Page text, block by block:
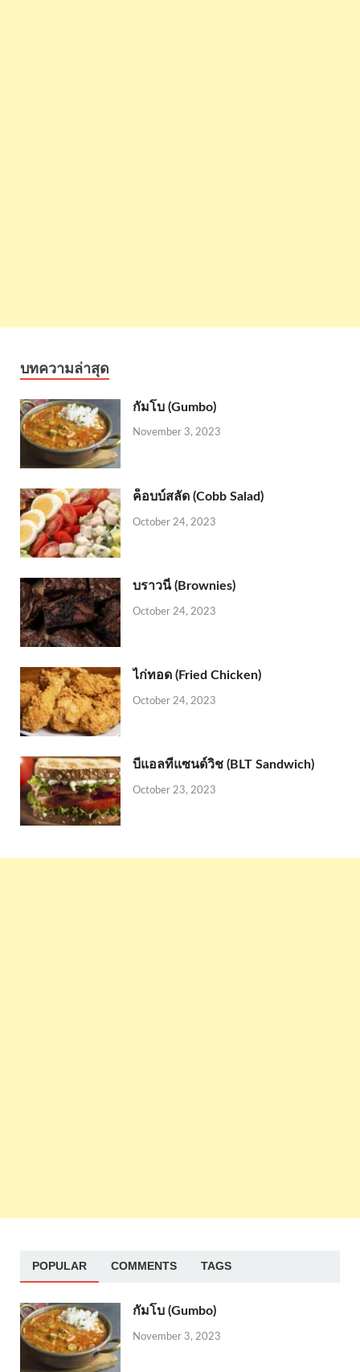
บทความล่าสุด
กัมโบ (Gumbo)
November 3, 2023
ค็อบบ์สลัด (Cobb Salad)
October 24, 2023
บราวนี่ (Brownies)
October 24, 2023
ไก่ทอด (Fried Chicken)
October 24, 2023
บีแอลทีแซนด์วิช (BLT Sandwich)
October 23, 2023
POPULAR COMMENTS TAGS
กัมโบ (Gumbo)
November 3, 2023